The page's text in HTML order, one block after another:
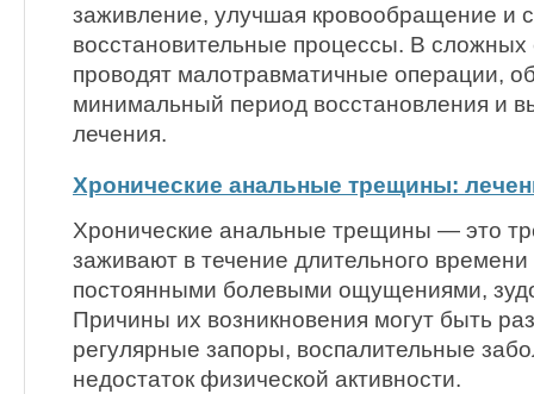
заживление, улучшая кровообращение и
восстановительные процессы. В сложных
проводят малотравматичные операции,
минимальный период восстановления и
лечения.
Хронические анальные трещины:
Хронические анальные трещины — это
заживают в течение длительного
постоянными болевыми ощущениями,
Причины их возникновения могут быть
регулярные запоры, воспалительные
недостаток физической активности.